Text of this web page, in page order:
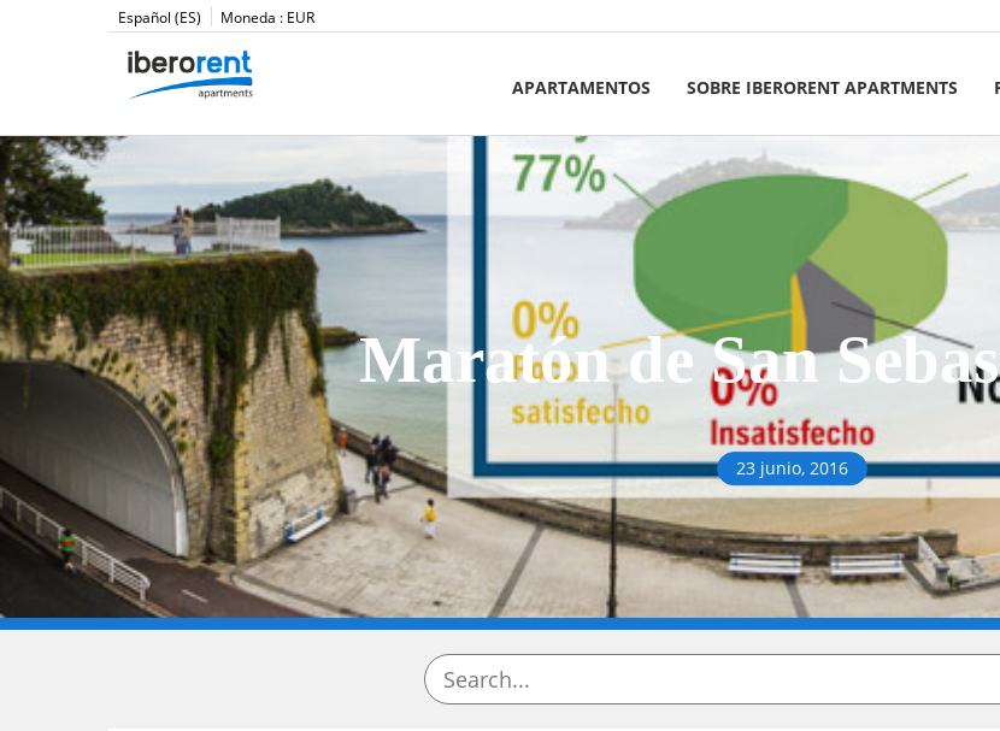
Español (ES) Moneda : EUR
APARTAMENTOS SOBRE IBERORENT APARTMENTS
Maratón de San
23 junio, 2016